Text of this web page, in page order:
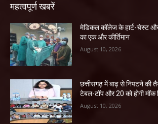
महत्वपूर्ण खबरें
​मेडिकल कॉलेज के हार्ट-चेस्ट और
का एक और कीर्तिमान
August 10, 2026
छत्तीसगढ़ में बाढ़ से निपटने की
टेबल-टॉप और 20 को होगी मॉक
August 10, 2026